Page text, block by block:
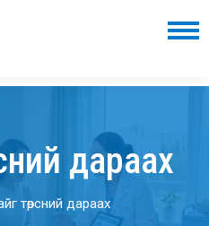
дараах
төрсний дараах